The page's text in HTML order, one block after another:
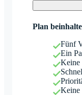
Plan
Fünf
Ein
Keine
Keine